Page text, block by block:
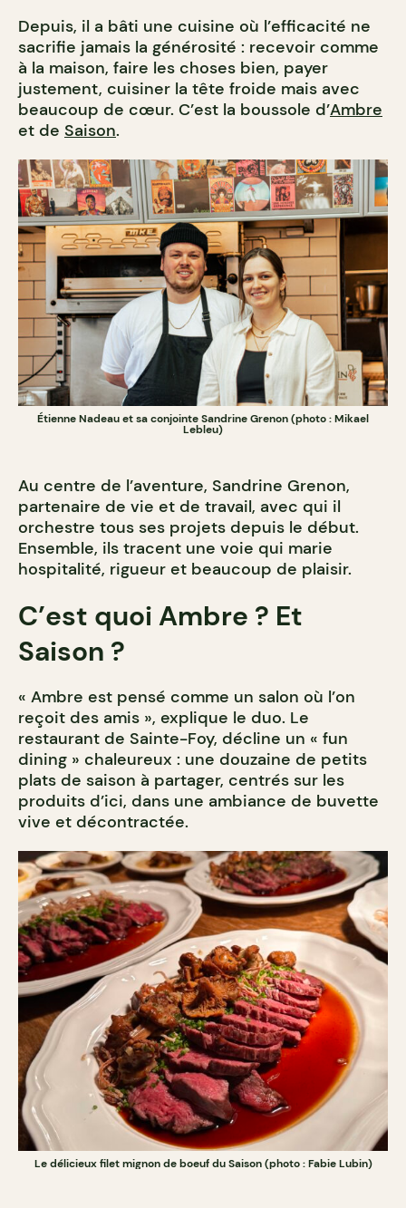
Depuis, il a bâti une cuisine où l’efficacité ne
sacrifie jamais la générosité : recevoir comme
à la maison, faire les choses bien, payer
justement, cuisiner la tête froide mais avec
beaucoup de cœur. C’est la boussole d’Ambre
et de Saison.
Étienne Nadeau et sa conjointe Sandrine Grenon (photo : Mikael
Lebleu)
Au centre de l’aventure, Sandrine Grenon,
partenaire de vie et de travail, avec qui il
orchestre tous ses projets depuis le début.
Ensemble, ils tracent une voie qui marie
hospitalité, rigueur et beaucoup de plaisir.
C’est quoi Ambre ? Et
Saison ?
« Ambre est pensé comme un salon où l’on
reçoit des amis », explique le duo. Le
restaurant de Sainte-Foy, décline un « fun
dining » chaleureux : une douzaine de petits
plats de saison à partager, centrés sur les
produits d’ici, dans une ambiance de buvette
vive et décontractée.
Le délicieux filet mignon de boeuf du Saison (photo : Fabie Lubin)